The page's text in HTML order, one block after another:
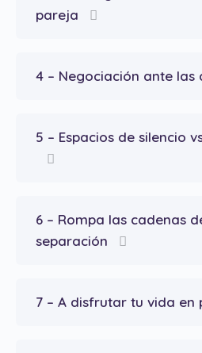
pareja
4 – Negociación ante las
5 – Espacios de silencio
6 – Rompa las cadenas
separación
7 – A disfrutar tu vida en